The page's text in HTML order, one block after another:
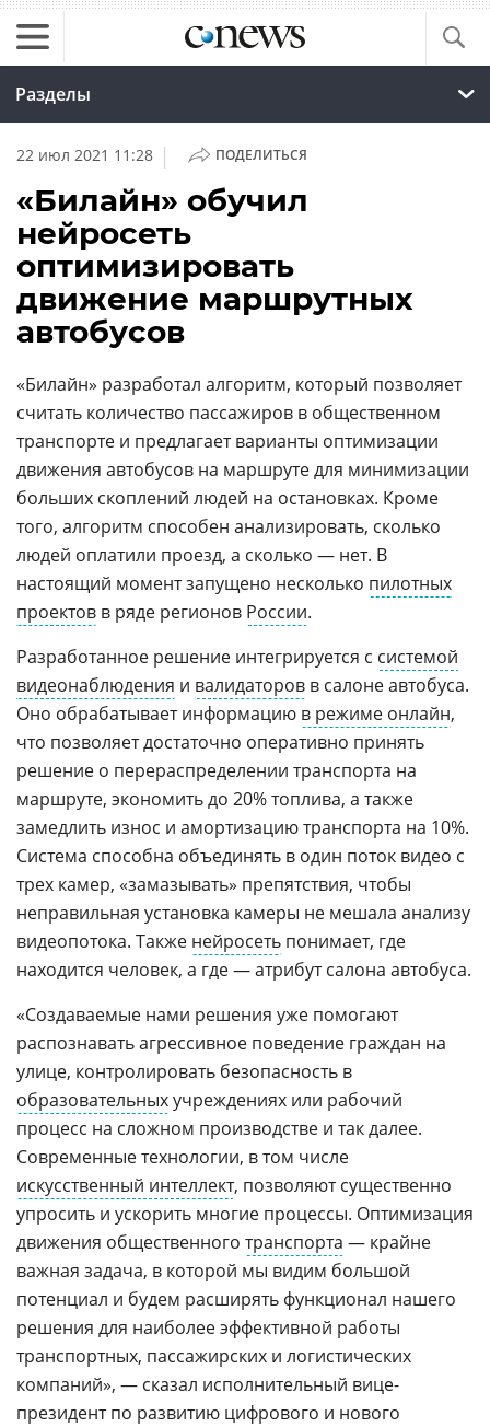
Разделы
22 июл 2021 11:28 | ПОДЕЛИТЬСЯ
«Билайн» обучил
нейросеть
оптимизировать
движение маршрутных
автобусов
«Билайн» разработал алгоритм, который позволяет
считать количество пассажиров в общественном
транспорте и предлагает варианты оптимизации
движения автобусов на маршруте для минимизации
больших скоплений людей на остановках. Кроме
того, алгоритм способен анализировать, сколько
людей оплатили проезд, а сколько — нет. В
настоящий момент запущено несколько пилотных
проектов в ряде регионов России.
Разработанное решение интегрируется с системой
видеонаблюдения и валидаторов в салоне автобуса.
Оно обрабатывает информацию в режиме онлайн,
что позволяет достаточно оперативно принять
решение о перераспределении транспорта на
маршруте, экономить до 20% топлива, а также
замедлить износ и амортизацию транспорта на 10%.
Система способна объединять в один поток видео с
трех камер, «замазывать» препятствия, чтобы
неправильная установка камеры не мешала анализу
видеопотока. Также нейросеть понимает, где
находится человек, а где — атрибут салона автобуса.
«Создаваемые нами решения уже помогают
распознавать агрессивное поведение граждан на
улице, контролировать безопасность в
образовательныхучреждениях или рабочий
процесс на сложном производстве и так далее.
Современные технологии, в том числе
искусственный интеллект, позволяют существенно
упросить и ускорить многие процессы. Оптимизация
движения общественного транспорта — крайне
важная задача, в которой мы видим большой
потенциал и будем расширять функционал нашего
решения для наиболее эффективной работы
транспортных, пассажирских и логистических
компаний», — сказал исполнительный вице-
президент по развитию цифрового и нового